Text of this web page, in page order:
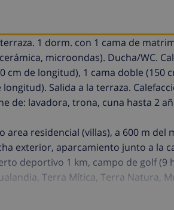
1 dorm. con 1 cama de
microondas). Ducha/WC.
de longitud), 1 cama doble (150
Salida a la terraza.
de: lavadora, trona, cuna hasta 2
area residencial (villas), a 600 m del
exterior, aparcamiento junto a la
deportivo 1 km, campo de golf (9
Terra Mítica, Terra Natura,